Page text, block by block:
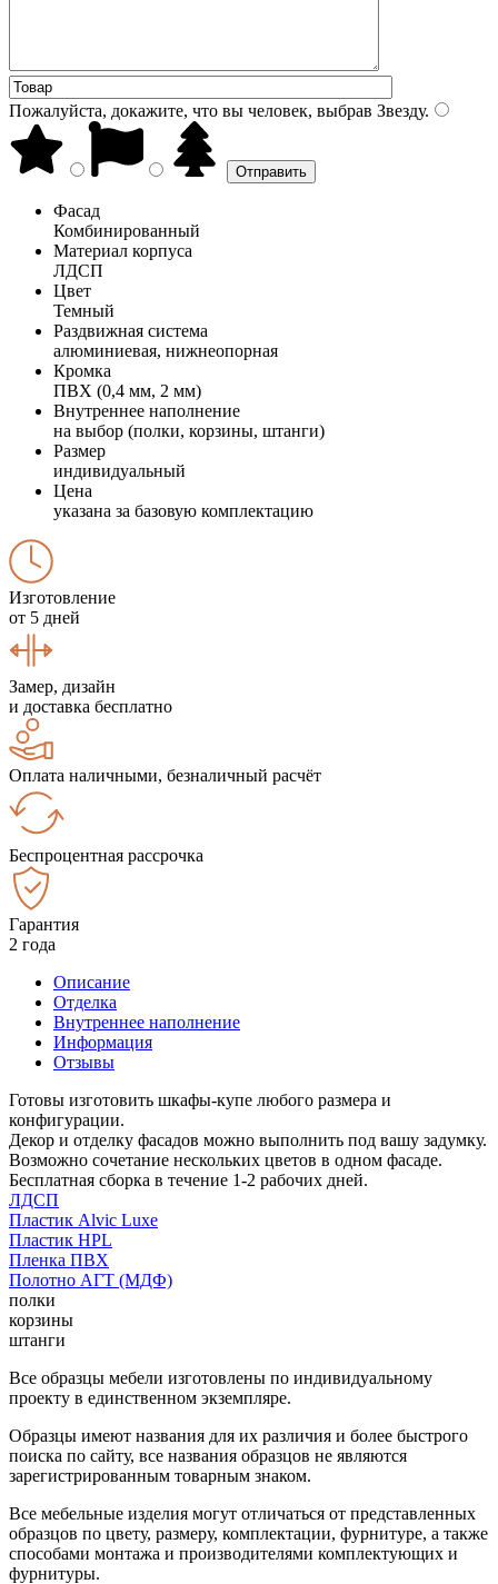
Пожалуйста, докажите, что вы человек, выбрав Звезду.
Фасад
Комбинированный
Материал корпуса
ЛДСП
Цвет
Темный
Раздвижная система
алюминиевая, нижнеопорная
Кромка
ПВХ (0,4 мм, 2 мм)
Внутреннее наполнение
на выбор (полки, корзины, штанги)
Размер
индивидуальный
Цена
указана за базовую комплектацию
Изготовление
от 5 дней
Замер, дизайн
и доставка бесплатно
Оплата наличными, безналичный расчёт
Беспроцентная рассрочка
Гарантия
2 года
Описание
Отделка
Внутреннее наполнение
Информация
Отзывы
Готовы изготовить шкафы-купе любого размера и
конфигурации.
Декор и отделку фасадов можно выполнить под вашу задумку.
Возможно сочетание нескольких цветов в одном фасаде.
Бесплатная сборка в течение 1-2 рабочих дней.
ЛДСП
Пластик Alvic Luxe
Пластик HPL
Пленка ПВХ
Полотно АГТ (МДФ)
полки
корзины
штанги
Все образцы мебели изготовлены по индивидуальному
проекту в единственном экземпляре.
Образцы имеют названия для их различия и более быстрого
поиска по сайту, все названия образцов не являются
зарегистрированным товарным знаком.
Все мебельные изделия могут отличаться от представленных
образцов по цвету, размеру, комплектации, фурнитуре, а также
способами монтажа и производителями комплектующих и
фурнитуры.